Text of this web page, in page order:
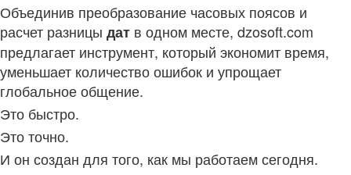
Объединив преобразование часовых поясов и
расчет разницы дат в одном месте, dzosoft.com
предлагает инструмент, который экономит время,
уменьшает количество ошибок и упрощает
глобальное общение.
Это быстро.
Это точно.
И он создан для того, как мы работаем сегодня.